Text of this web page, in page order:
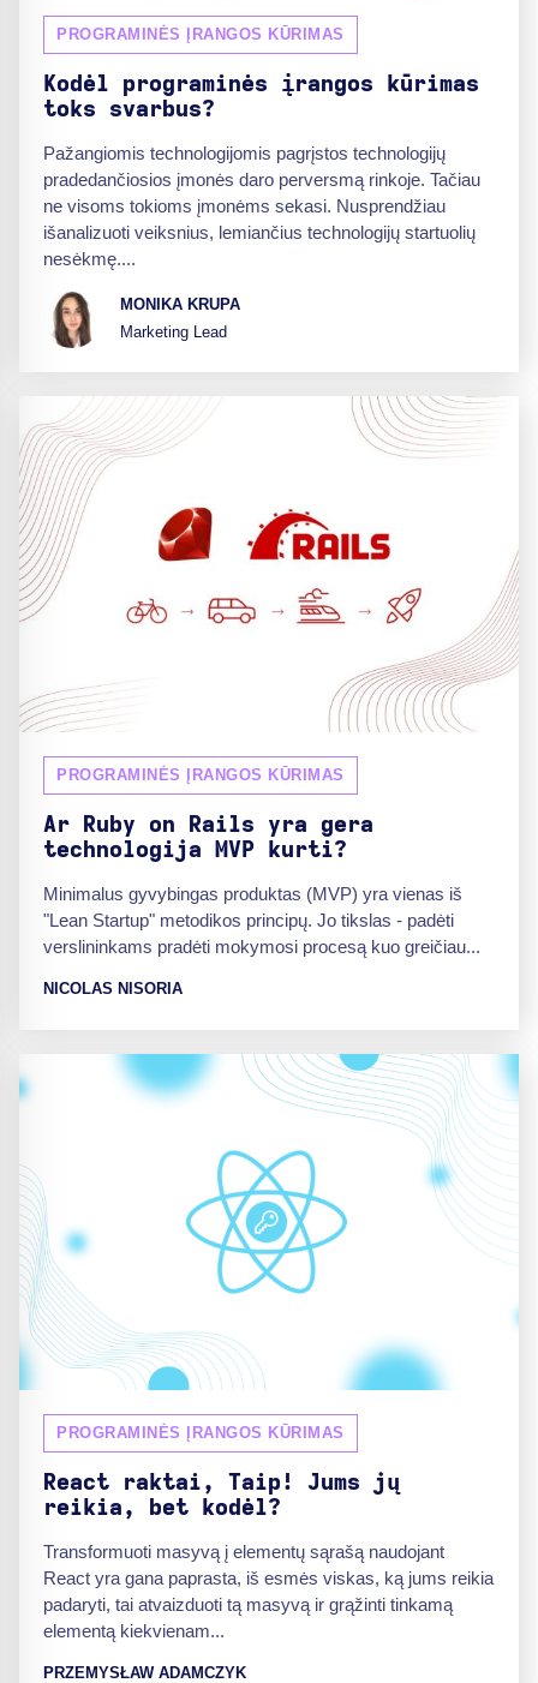
PROGRAMINĖS ĮRANGOS KŪRIMAS
Kodėl programinės įrangos kūrimas
toks svarbus?
Pažangiomis technologijomis pagrįstos technologijų
pradedančiosios įmonės daro perversmą rinkoje. Tačiau
ne visoms tokioms įmonėms sekasi. Nusprendžiau
išanalizuoti veiksnius, lemiančius technologijų startuolių
nesėkmę....
MONIKA KRUPA
Marketing Lead
PROGRAMINĖS ĮRANGOS KŪRIMAS
Ar Ruby on Rails yra gera
technologija MVP kurti?
Minimalus gyvybingas produktas (MVP) yra vienas iš
"Lean Startup" metodikos principų. Jo tikslas - padėti
verslininkams pradėti mokymosi procesą kuo greičiau...
NICOLAS NISORIA
PROGRAMINĖS ĮRANGOS KŪRIMAS
React raktai, Taip! Jums jų
reikia, bet kodėl?
Transformuoti masyvą į elementų sąrašą naudojant
React yra gana paprasta, iš esmės viskas, ką jums reikia
padaryti, tai atvaizduoti tą masyvą ir grąžinti tinkamą
elementą kiekvienam...
PRZEMYSŁAW ADAMCZYK